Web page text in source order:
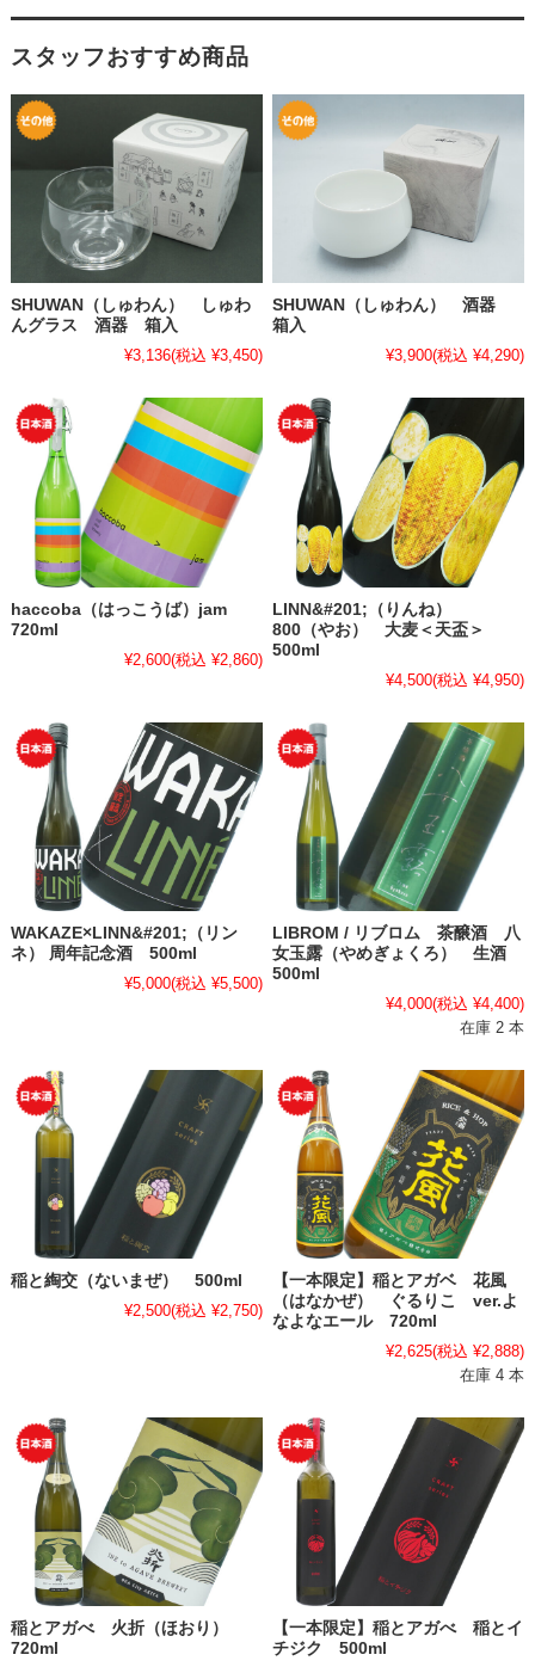
スタッフおすすめ商品
SHUWAN（しゅわん） しゅわ
んグラス 酒器 箱入
¥3,136(税込 ¥3,450)
SHUWAN（しゅわん） 酒器
箱入
¥3,900(税込 ¥4,290)
haccoba（はっこうば）jam
720ml
¥2,600(税込 ¥2,860)
LINN&#201;（りんね）
800（やお） 大麦＜天盃＞
500ml
¥4,500(税込 ¥4,950)
WAKAZE×LINN&#201;（リン
ネ） 周年記念酒 500ml
¥5,000(税込 ¥5,500)
LIBROM / リブロム 茶醸酒 八
女玉露（やめぎょくろ） 生酒
500ml
¥4,000(税込 ¥4,400)
在庫 2 本
稲と綯交（ないまぜ） 500ml
¥2,500(税込 ¥2,750)
【一本限定】稲とアガベ 花風
（はなかぜ） ぐるりこ ver.よ
なよなエール 720ml
¥2,625(税込 ¥2,888)
在庫 4 本
稲とアガべ 火折（ほおり）
720ml
【一本限定】稲とアガべ 稲とイ
チジク 500ml